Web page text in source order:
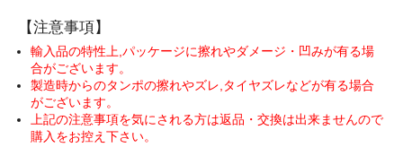
【注意事項】
輸入品の特性上,パッケージに擦れやダメージ・凹みが有る場
合がございます。
製造時からのタンポの擦れやズレ,タイヤズレなどが有る場合
がございます。
上記の注意事項を気にされる方は返品・交換は出来ませんので
購入をお控え下さい。